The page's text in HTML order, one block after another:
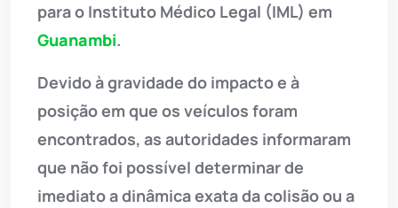
para o Instituto Médico Legal (IML) em
Guanambi.
Devido à gravidade do impacto e à
posição em que os veículos foram
encontrados, as autoridades informaram
que não foi possível determinar de
imediato a dinâmica exata da colisão ou a